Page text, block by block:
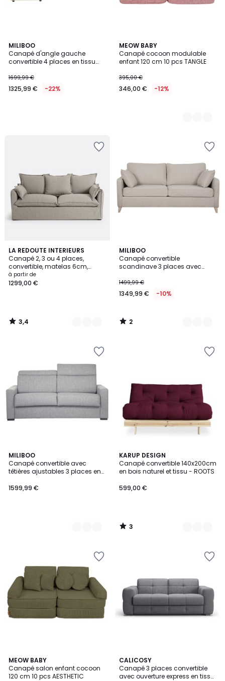
MILIBOO
Canapé d'angle gauche
convertible 4 places en tissu
matelas 13 cm BACIO
1699,99 €
1325,99 € -22%
MEOW BABY
Canapé cocoon modulable
enfant 120 cm 10 pcs TANGLE
395,00 €
346,00 € -12%
4
Couleurs
LA REDOUTE INTERIEURS
Canapé 2, 3 ou 4 places,
convertible, matelas 6cm,
dehoussable, polyester, ODNA
à partir de
1299,00 €
3,4
/ 5
4
Couleurs
3,4
/
MILIBOO
Canapé convertible
scandinave 3 places avec
1499,99 €
1349,99 € -10%
2
/
5
2
Couleurs
2
/
MILIBOO
Canapé convertible avec
têtières ajustables 3 places en
cm NORO
1599,99 €
2
Couleurs
KARUP DESIGN
Canapé convertible 140x200cm
en bois naturel et tissu - ROOTS
599,00 €
3
/
5
8
Couleurs
3
/
MEOW BABY
Canapé salon enfant cocoon
120 cm 10 pcs AESTHETIC
5
Couleurs
CALICOSY
Canapé 3 places convertible
avec ouverture express en tissu
4
/
5
2
Couleurs